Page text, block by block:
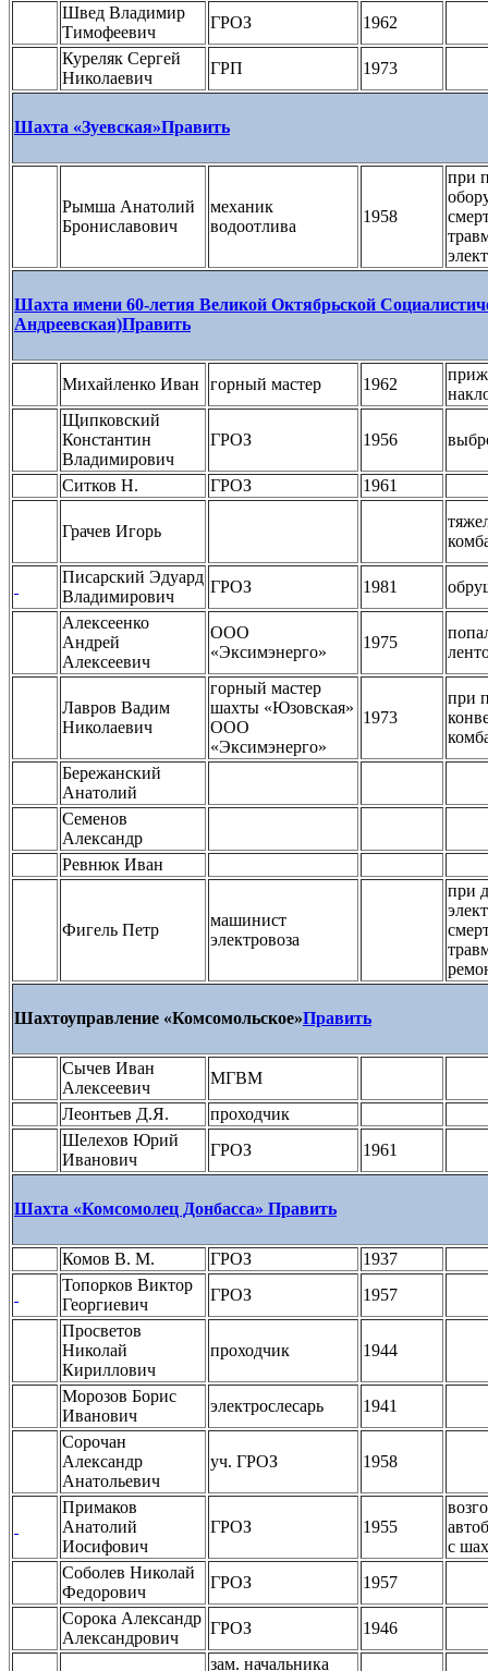
Швед Владимир
Тимофеевич
ГРОЗ
1962
Куреляк Сергей
Николаевич
ГРП 1973
Шахта «Зуевская»Править
Рымша Анатолий
Брониславович
механик
водоотлива
1958
при
Шахта имени 60-летия Великой Октябрьской
Андреевская)Править
Михайленко Иван горный мастер 1962
Щипковский
Константин
Владимирович
ГРОЗ 1956
Ситков Н. ГРОЗ 1961
Грачев Игорь
Писарский Эдуард
Владимирович
ГРОЗ 1981
Алексеенко
Андрей
Алексеевич
ООО
«Эксимэнерго»
1975
Лавров Вадим
Николаевич
горный мастер
шахты «Юзовская»
ООО
«Эксимэнерго»
1973
при
Бережанский
Анатолий
Семенов
Александр
Ревнюк Иван
Фигель Петр
машинист
электровоза
при
Шахтоуправление «Комсомольское»Править
Сычев Иван
Алексеевич
МГВМ
Леонтьев Д.Я.
проходчик
Шелехов Юрий
Иванович
ГРОЗ 1961
Шахта «Комсомолец Донбасса» Править
Комов В. М. ГРОЗ
1937
Топорков Виктор
Георгиевич
ГРОЗ
1957
Просветов
Николай
Кириллович
проходчик 1944
Морозов Борис
Иванович
электрослесарь
1941
Сорочан
Александр
Анатольевич
уч. ГРОЗ 1958
Примаков
Анатолий
Иосифович
ГРОЗ 1955
с
Соболев Николай
Федорович
ГРОЗ
1957
Сорока Александр
Александрович
ГРОЗ
1946
зам. начальника